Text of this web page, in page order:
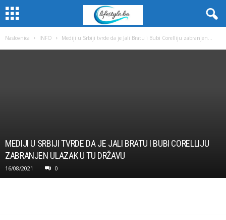
Naslovnica INFO Mediji u Srbiji tvrde da je Jali Bratu i Bubi Corelliju zabranjen...
MEDIJI U SRBIJI TVRDE DA JE JALI BRATU I BUBI CORELLIJU
ZABRANJEN ULAZAK U TU DRŽAVU
16/08/2021 0